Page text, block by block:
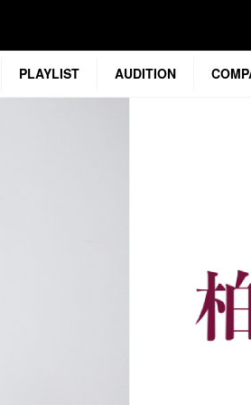
PLAYLIST AUDITION